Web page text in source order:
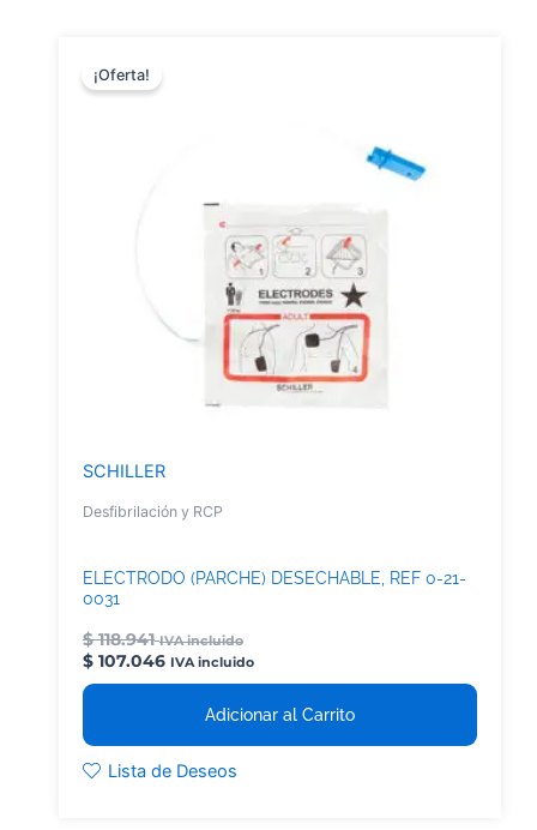
SCHILLER
¡Oferta!
Desfibrilación y RCP
ELECTRODO (PARCHE) DESECHABLE, REF 0-21-
0031
$118.941 IVA incluido
$ 107.046 IVA incluido
Adicionar al Carrito
Lista de Deseos